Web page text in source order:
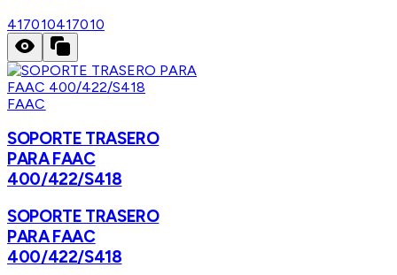
417010417010
FAAC
SOPORTE TRASERO
PARA FAAC
400/422/S418
SOPORTE TRASERO
PARA FAAC
400/422/S418